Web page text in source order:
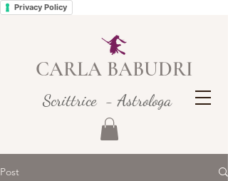
Privacy Policy
CARLA BABUDRI
Scrittrice - Astrologa
Post